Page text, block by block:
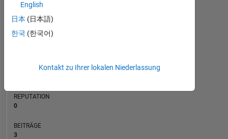
REPUTATION
0
BEITRÄGE
3
English
日本 (日本語)
한국 (한국어)
Kontakt zu Ihrer lokalen Niederlassung